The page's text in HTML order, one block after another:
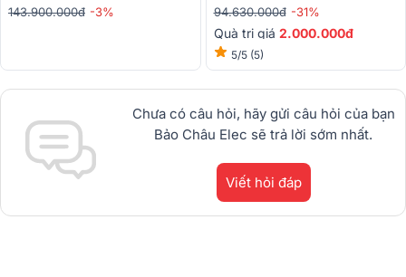
143.900.000đ -3% 94.630.000đ -31%
Quà trị giá 2.000.000đ
5/5 (5)
Chưa có câu hỏi, hãy gửi câu hỏi của bạn
Bảo Châu Elec sẽ trả lời sớm nhất.
Viết hỏi đáp